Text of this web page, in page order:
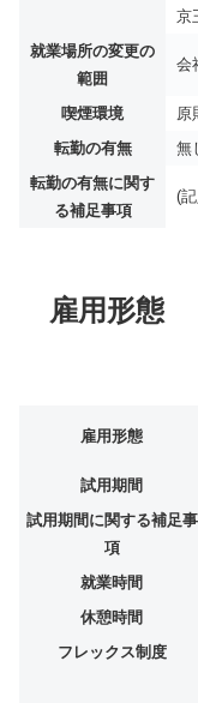
京
就業場所の変更の
範囲
会
喫煙環境
原
転勤の有無
無
転勤の有無に関す
る補足事項
(
雇用形態
雇用形態
試用期間
試用期間に関する補足事
項
就業時間
休憩時間
フレックス制度